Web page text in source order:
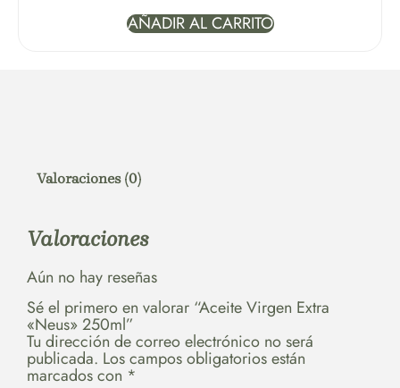
AÑADIR AL CARRITO
Valoraciones (0)
Valoraciones
Aún no hay reseñas
Sé el primero en valorar “Aceite Virgen Extra
«Neus» 250ml”
Tu dirección de correo electrónico no será
publicada. Los campos obligatorios están
marcados con *